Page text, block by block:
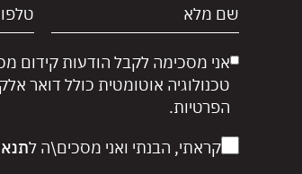
אני מסכימה לקבל הודעות קידום
טכנולוגיה אוטומטית כולל דואר
הפרטיות.
קראתי, הבנתי ואני מסכים\ה ל